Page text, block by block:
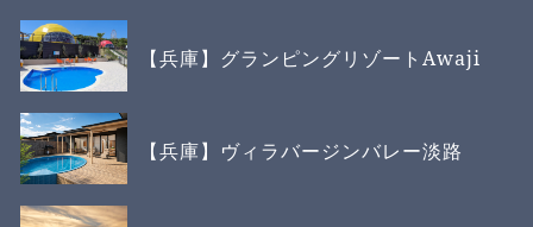
【兵庫】グランピングリゾートAwaji
【兵庫】ヴィラバージンバレー淡路